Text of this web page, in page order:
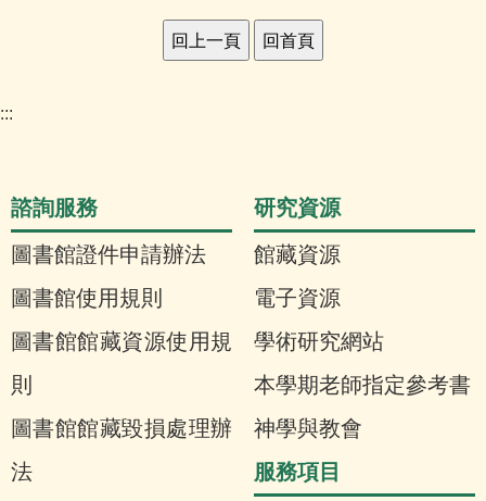
:::
諮詢服務
圖書館證件申請辦法
圖書館使用規則
圖書館館藏資源使用規
則
圖書館館藏毀損處理辦
法
研究資源
館藏資源
電子資源
學術研究網站
本學期老師指定參考書
神學與教會
服務項目